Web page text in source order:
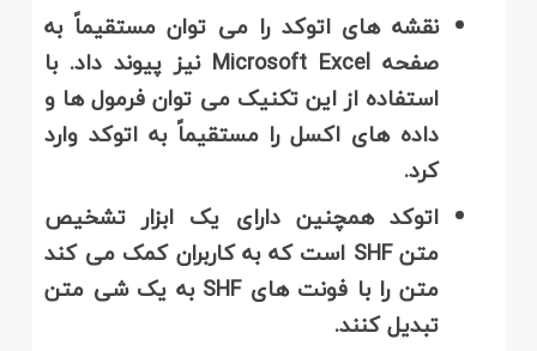
نقشه های اتوکد را می توان مستقیماً به
صفحه
نیز پیوند داد. با
استفاده از این تکنیک می توان فرمول ها و
داده های اکسل را مستقیماً به اتوکد وارد
کرد.
اتوکد همچنین دارای یک ابزار تشخیص
متنSHF
است که به کاربران کمک می کند
متن را با فونت های SHF
به یک شی متن
تبدیل کنند.